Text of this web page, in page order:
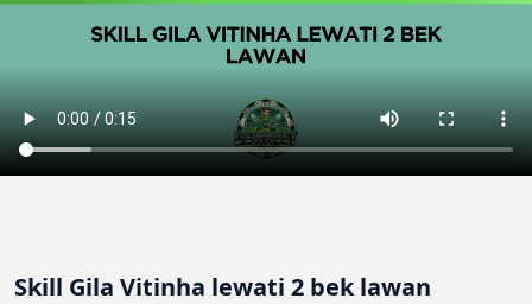
Skill Gila Vitinha lewati 2 bek lawan